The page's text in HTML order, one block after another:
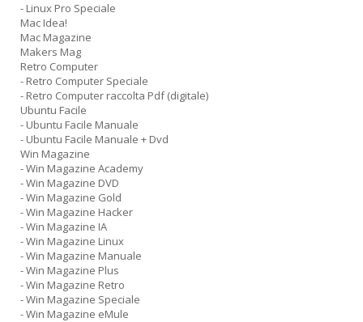
- Linux Pro Speciale
Mac Idea!
Mac Magazine
Makers Mag
Retro Computer
- Retro Computer Speciale
- Retro Computer raccolta Pdf (digitale)
Ubuntu Facile
- Ubuntu Facile Manuale
- Ubuntu Facile Manuale + Dvd
Win Magazine
- Win Magazine Academy
- Win Magazine DVD
- Win Magazine Gold
- Win Magazine Hacker
- Win Magazine IA
- Win Magazine Linux
- Win Magazine Manuale
- Win Magazine Plus
- Win Magazine Retro
- Win Magazine Speciale
- Win Magazine eMule